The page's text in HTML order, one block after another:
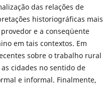
das relações de
historiográficas mais
e a conseqüente
em tais contextos. Em
sobre o trabalho rural
cidades no sentido de
e informal. Finalmente,